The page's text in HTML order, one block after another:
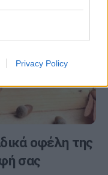
Privacy Policy
οφέλη της
σας